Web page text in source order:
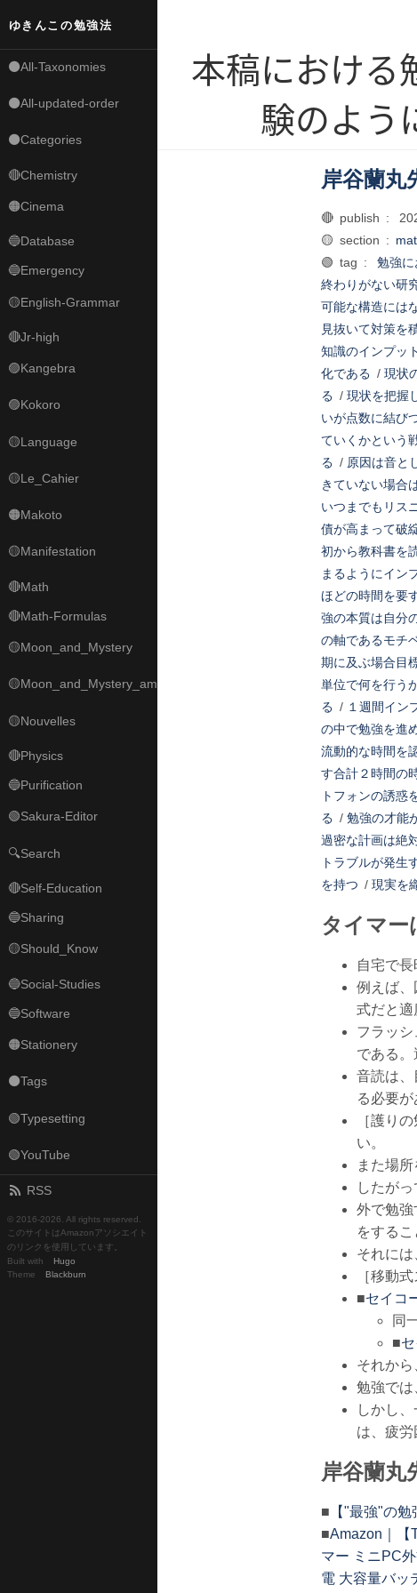
ゆきんこの勉強法
⚫All-Taxonomies
⚫All-updated-order
⚫Categories
🔴Chemistry
🟠Cinema
🔵Database
🔵Emergency
🟡English-Grammar
🔴Jr-high
🟣Kangebra
🟣Kokoro
🟡Language
🟡Le_Cahier
🟠Makoto
🟡Manifestation
🔴Math
🔴Math-Formulas
🟡Moon_and_Mystery
🟡Moon_and_Mystery_am
🟡Nouvelles
🔴Physics
🔵Purification
🟢Sakura-Editor
🔍Search
🔴Self-Education
🔵Sharing
🟡Should_Know
🔵Social-Studies
🔵Software
🟠Stationery
⚫Tags
🟢Typesetting
🟢YouTube
RSS
© 2016-2026. All rights reserved.
このサイトはAmazonアソシエイト
のリンクを使用しています。
Built with
Hugo
Theme
Blackburn
本稿における
験のよう
岸谷蘭丸
🔴 publish :
🟡 section :
🟢 tag :
勉強
終わりがない研
可能な構造には
見抜いて対策を
知識のインプッ
化である / 現状
る / 現状を把握
いが点数に結び
ていくかという
る / 原因は音と
きていない場合
いつまでもリス
債が高まって破
初から教科書を
まるようにイン
ほどの時間を要
強の本質は自分
の軸であるモチ
期に及ぶ場合目
単位で何を行う
る / １週間イン
の中で勉強を進
流動的な時間を
す合計２時間の
トフォンの誘惑
る / 勉強の才能
過密な計画は絶
トラブルが発生
を持つ / 現実を
タイマー
自宅で
例えば、
式だと適
フラッ
である。
音読は、
る必要が
［護り
い。
また場
したが
外で勉強
をするこ
それには
［移動
■セイコ
同
■
それから
勉強では
しかし
は、疲労
岸谷蘭丸
■ 【"最強"の
■Amazon｜【
マー ミニPC
電 大容量バッ